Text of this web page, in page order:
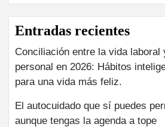
Entradas recientes
Conciliación entre la vida laboral
personal en 2026: Hábitos
para una vida más feliz.
El autocuidado que sí puedes
aunque tengas la agenda a tope